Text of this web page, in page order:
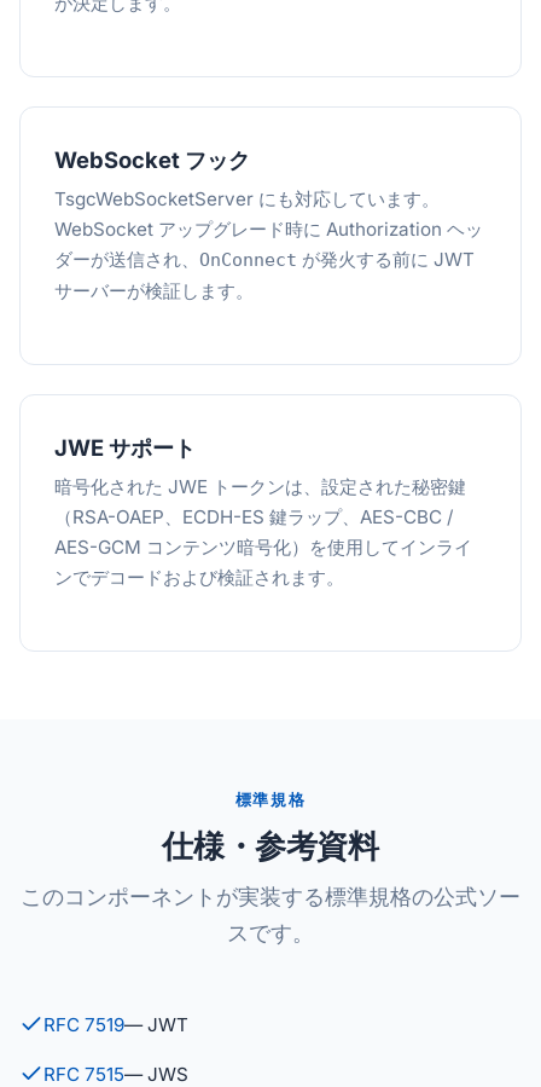
WebSocket フック
TsgcWebSocketServer にも対応しています。
WebSocket アップグレード時に Authorization ヘッ
ダーが送信され、 OnConnect が発火する前に JWT
サーバーが検証します。
JWE サポート
暗号化された JWE トークンは、設定された秘密鍵
（RSA-OAEP、ECDH-ES 鍵ラップ、AES-CBC /
AES-GCM コンテンツ暗号化）を使用してインライ
ンでデコードおよび検証されます。
標準規格
仕様・参考資料
このコンポーネントが実装する標準規格の公式ソー
スです。
RFC 7519— JWT
RFC 7515— JWS